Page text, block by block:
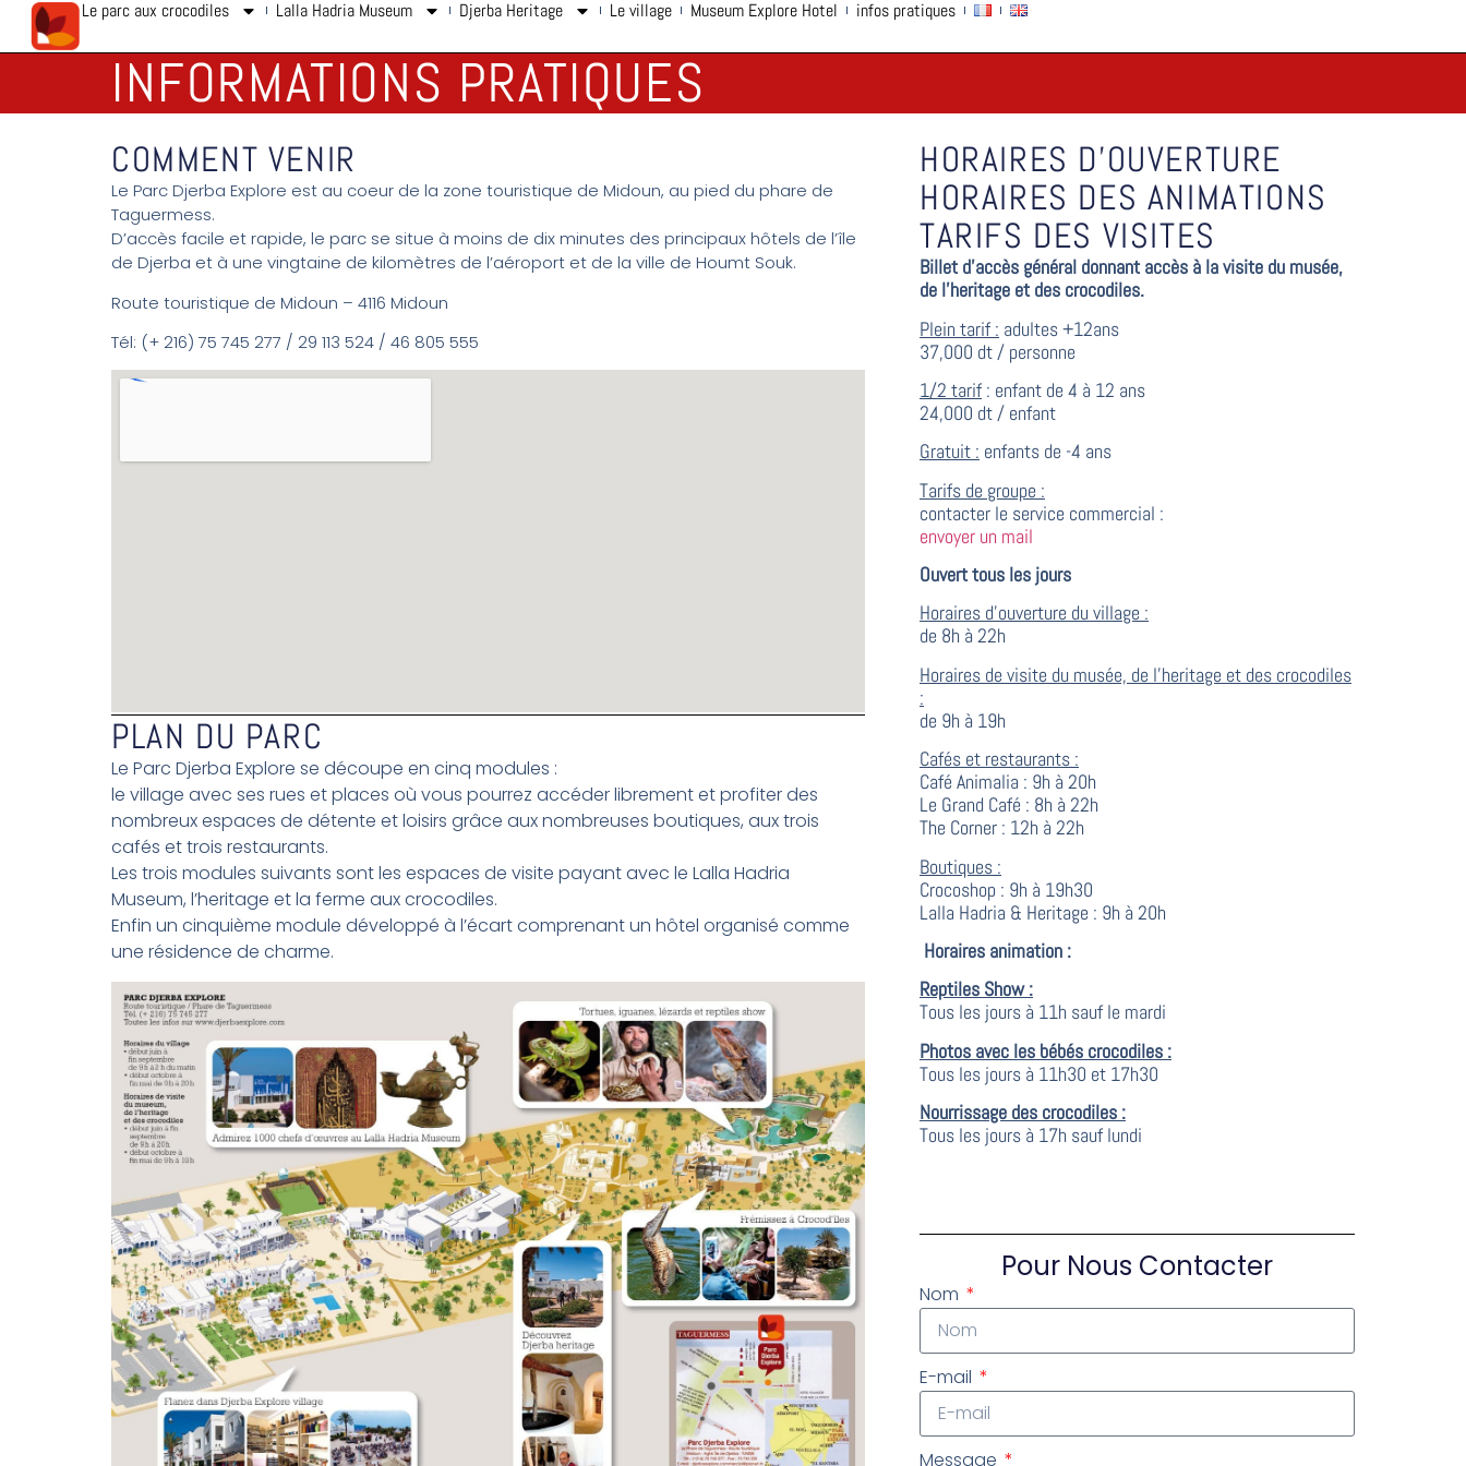
Le parc aux crocodiles Lalla Hadria Museum Djerba Heritage Le village Museum Explore Hotel infos pratiques
INFORMATIONS PRATIQUES
COMMENT VENIR
Le Parc Djerba Explore est au coeur de la zone touristique de Midoun, au pied du phare de
Taguermess.
D’accès facile et rapide, le parc se situe à moins de dix minutes des principaux hôtels de l’île
de Djerba et à une vingtaine de kilomètres de l’aéroport et de la ville de Houmt Souk.
Route touristique de Midoun – 4116 Midoun
Tél: (+ 216) 75 745 277 / 29 113 524 / 46 805 555
PLAN DU PARC
Le Parc Djerba Explore se découpe en cinq modules :
le village avec ses rues et places où vous pourrez accéder librement et profiter des
nombreux espaces de détente et loisirs grâce aux nombreuses boutiques, aux trois
cafés et trois restaurants.
Les trois modules suivants sont les espaces de visite payant avec le Lalla Hadria
Museum, l’heritage et la ferme aux crocodiles.
Enfin un cinquième module développé à l’écart comprenant un hôtel organisé comme
une résidence de charme.
HORAIRES D'OUVERTURE
HORAIRES DES ANIMATIONS
TARIFS DES VISITES
Billet d’accès général donnant accès à la visite du musée,
de l’heritage et des crocodiles.
Plein tarif : adultes +12ans
37,000 dt / personne
1/2 tarif : enfant de 4 à 12 ans
24,000 dt / enfant
Gratuit : enfants de -4 ans
Tarifs de groupe :
contacter le service commercial :
envoyer un mail
Ouvert tous les jours
Horaires d’ouverture du village :
de 8h à 22h
Horaires de visite du musée, de l’heritage et des crocodiles
:
de 9h à 19h
Cafés et restaurants :
Café Animalia : 9h à 20h
Le Grand Café : 8h à 22h
The Corner : 12h à 22h
Boutiques :
Crocoshop : 9h à 19h30
Lalla Hadria & Heritage : 9h à 20h
Horaires animation :
Reptiles Show :
Tous les jours à 11h sauf le mardi
Photos avec les bébés crocodiles :
Tous les jours à 11h30 et 17h30
Nourrissage des crocodiles :
Tous les jours à 17h sauf lundi
Pour Nous Contacter
Nom
E-mail
Message